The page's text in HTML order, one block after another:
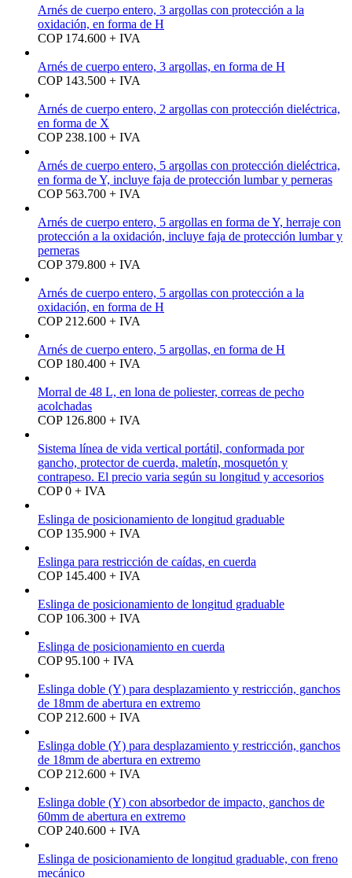
Arnés de cuerpo entero, 3 argollas con protección a la
oxidación, en forma de H
COP 174.600 + IVA
Arnés de cuerpo entero, 3 argollas, en forma de H
COP 143.500 + IVA
Arnés de cuerpo entero, 2 argollas con protección dieléctrica,
en forma de X
COP 238.100 + IVA
Arnés de cuerpo entero, 5 argollas con protección dieléctrica,
en forma de Y, incluye faja de protección lumbar y perneras
COP 563.700 + IVA
Arnés de cuerpo entero, 5 argollas en forma de Y, herraje con
protección a la oxidación, incluye faja de protección lumbar y
perneras
COP 379.800 + IVA
Arnés de cuerpo entero, 5 argollas con protección a la
oxidación, en forma de H
COP 212.600 + IVA
Arnés de cuerpo entero, 5 argollas, en forma de H
COP 180.400 + IVA
Morral de 48 L, en lona de poliester, correas de pecho
acolchadas
COP 126.800 + IVA
Sistema línea de vida vertical portátil, conformada por
gancho, protector de cuerda, maletín, mosquetón y
contrapeso. El precio varia según su longitud y accesorios
COP 0 + IVA
Eslinga de posicionamiento de longitud graduable
COP 135.900 + IVA
Eslinga para restricción de caídas, en cuerda
COP 145.400 + IVA
Eslinga de posicionamiento de longitud graduable
COP 106.300 + IVA
Eslinga de posicionamiento en cuerda
COP 95.100 + IVA
Eslinga doble (Y) para desplazamiento y restricción, ganchos
de 18mm de abertura en extremo
COP 212.600 + IVA
Eslinga doble (Y) para desplazamiento y restricción, ganchos
de 18mm de abertura en extremo
COP 212.600 + IVA
Eslinga doble (Y) con absorbedor de impacto, ganchos de
60mm de abertura en extremo
COP 240.600 + IVA
Eslinga de posicionamiento de longitud graduable, con freno
mecánico